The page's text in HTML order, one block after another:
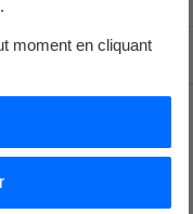
moment en cliquant